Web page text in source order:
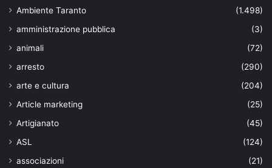
Ambiente Taranto
(1.498)
amministrazione pubblica
(3)
animali
(72)
arresto
(290)
arte e cultura
(204)
Article marketing
(25)
Artigianato
(45)
ASL
(124)
associazioni
(21)